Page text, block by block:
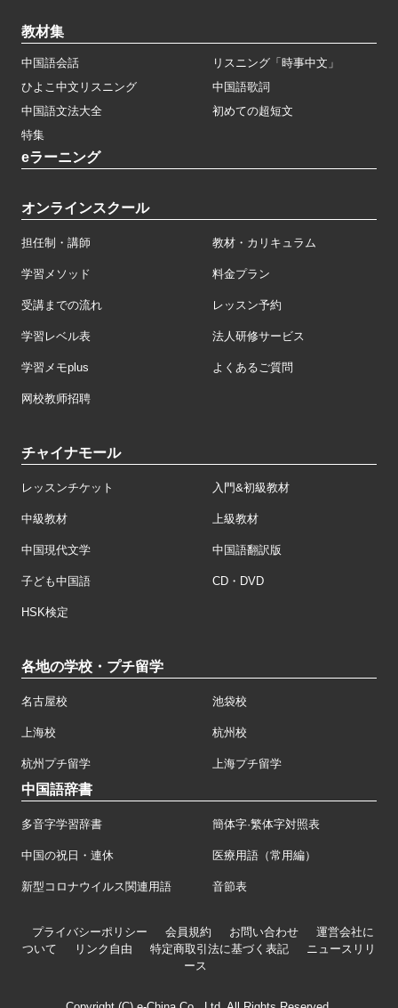
教材集
中国語会話
リスニング「時事中文」
ひよこ中文リスニング
中国語歌詞
中国語文法大全
初めての超短文
特集
eラーニング
オンラインスクール
担任制・講師 教材・カリキュラム
学習メソッド 料金プラン
受講までの流れ レッスン予約
学習レベル表 法人研修サービス
学習メモplus よくあるご質問
网校教师招聘
チャイナモール
レッスンチケット 入門&初級教材
中級教材 上級教材
中国現代文学 中国語翻訳版
子ども中国語 CD・DVD
HSK検定
各地の学校・プチ留学
名古屋校 池袋校
上海校 杭州校
杭州プチ留学 上海プチ留学
中国語辞書
多音字学習辞書 簡体字·繁体字対照表
中国の祝日・連休 医療用語（常用編）
新型コロナウイルス関連用語 音節表
プライバシーポリシー 会員規約 お問い合わせ
運営会社に
ついて
リンク自由 特定商取引法に基づく表記
ニュースリリ
ース